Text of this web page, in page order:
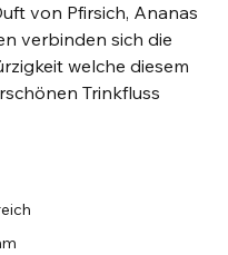
von Pfirsich, Ananas
verbinden sich die
welche diesem
Trinkfluss